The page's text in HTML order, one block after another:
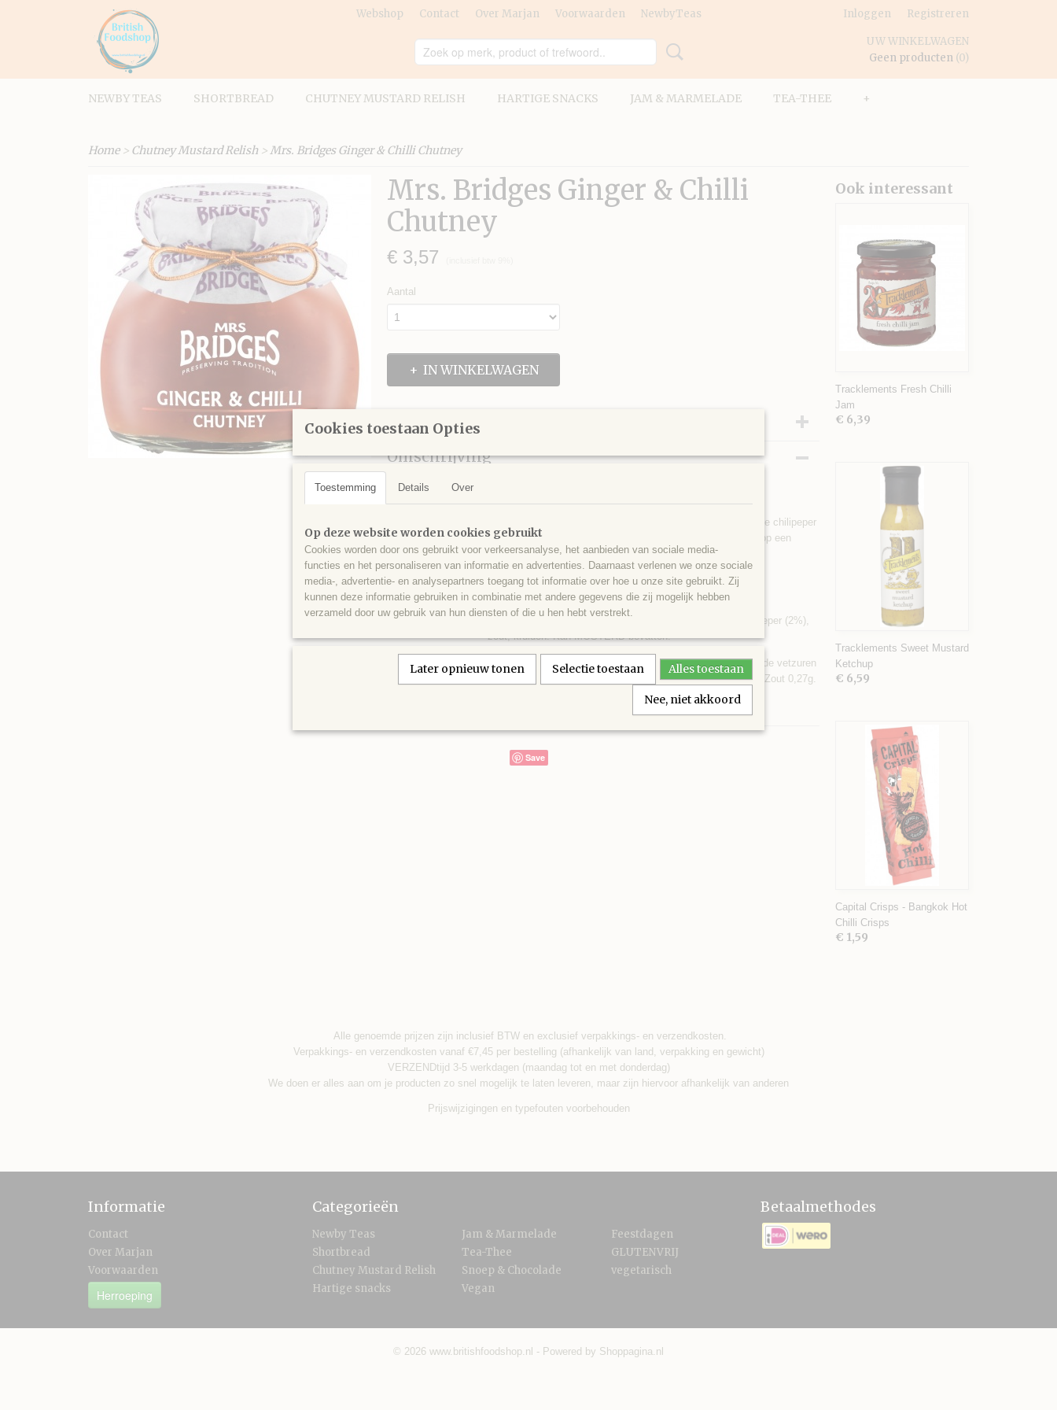
Webshop Contact Over Marjan Voorwaarden NewbyTeas Inloggen Registreren
UW WINKELWAGEN
Geen producten (0)
NEWBY TEAS SHORTBREAD CHUTNEY MUSTARD RELISH HARTIGE SNACKS JAM & MARMELADE TEA-THEE +
Home> Chutney Mustard Relish >Mrs. Bridges Ginger & Chilli Chutney
Mrs. Bridges Ginger & Chilli
Chutney
€ 3,57
Aantal
IN WINKELWAGEN
Specificaties
EAN code
Productcode leverancier
Omschrijving
Mrs. Bridges Ginger & Chilli Chutney
Mrs. Bridges Ginger & Chilli Chutney. Chutney van appel en gember met pittige rode chilipeper
en kruiden. Heerlijk in en bij Aziatische (roerbak)gerechten, gehakt, kip of gewoon op een
sandwich voor een zoet, pittige smaak.
Deze chutney wordt geleverd in een glazen potje van 100 gram
Appel, suiker, gember (13%), gerstemoutazijn, ui, rode chilipeper (2%),
zout, kruiden. Kan MOSTERD bevatten.
VOEDINGSWAARDE
per 100g: Energie 494kJ/117kcal; Vet 0,0g waarvan verzadigde vetzuren
0,0g; Koolhydraten 26,0g waarvan suikers 24,0g; Eiwit 0,9g; Zout 0,27g.
Save
Ook interessant
Tracklements Fresh Chilli
Jam
€ 6,39
Tracklements Sweet Mustard
Ketchup
€ 6,59
Capital Crisps - Bangkok Hot
Chilli Crisps
€ 1,59
Alle genoemde prijzen zijn inclusief BTW en exclusief verpakkings- en verzendkosten.
Verpakkings- en verzendkosten vanaf €7,45 per bestelling (afhankelijk van land, verpakking en gewicht)
VERZENDtijd 3-5 werkdagen (maandag tot en met donderdag)
We doen er alles aan om je producten zo snel mogelijk te laten leveren, maar zijn hiervoor afhankelijk van anderen
Prijswijzigingen en typefouten voorbehouden
Informatie
Contact
Over Marjan
Voorwaarden
Herroeping
Categorieën
Newby Teas
Shortbread
Chutney Mustard Relish
Hartige snacks
Jam & Marmelade
Tea-Thee
Snoep & Chocolade
Vegan
Feestdagen
GLUTENVRIJ
vegetarisch
Betaalmethodes
© 2026 www.britishfoodshop.nl - Powered by Shoppagina.nl
Cookies toestaan Opties
Toestemming Details Over
Op deze website worden cookies gebruikt
Cookies worden door ons gebruikt voor verkeersanalyse, het aanbieden van sociale media-
functies en het personaliseren van informatie en advertenties. Daarnaast verlenen we onze sociale
media-, advertentie- en analysepartners toegang tot informatie over hoe u onze site gebruikt. Zij
kunnen deze informatie gebruiken in combinatie met andere gegevens die zij mogelijk hebben
verzameld door uw gebruik van hun diensten of die u hen hebt verstrekt.
Later opnieuw tonen Selectie toestaan Alles toestaan
Nee, niet akkoord